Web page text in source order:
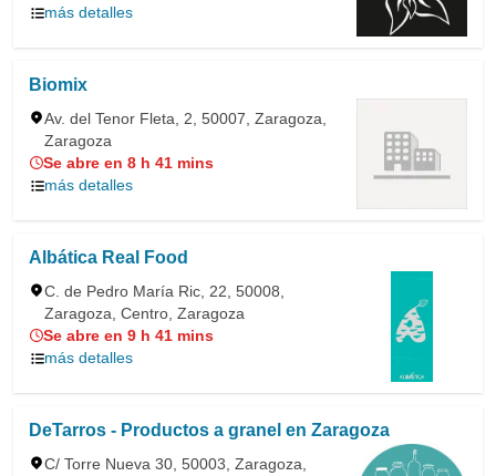
más detalles
Biomix
Av. del Tenor Fleta, 2, 50007, Zaragoza,
Zaragoza
Se abre en 8 h 41 mins
más detalles
Albática Real Food
C. de Pedro María Ric, 22, 50008,
Zaragoza, Centro, Zaragoza
Se abre en 9 h 41 mins
más detalles
DeTarros - Productos a granel en Zaragoza
C/ Torre Nueva 30, 50003, Zaragoza,